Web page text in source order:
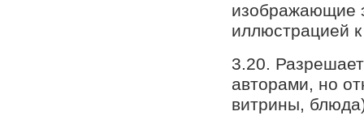
изображающие
иллюстрацией
3.20.
авторами, но
витрины,